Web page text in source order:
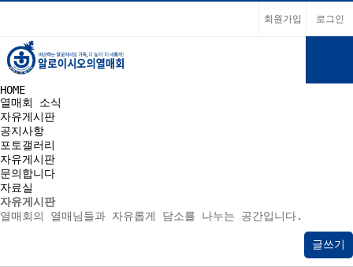
회원가입 로그인
HOME
열매회 소식
자유게시판
공지사항
포토갤러리
자유게시판
문의합니다
자료실
자유게시판
열매회의 열매님들과 자유롭게 담소를 나누는 공간입니다.
글쓰기